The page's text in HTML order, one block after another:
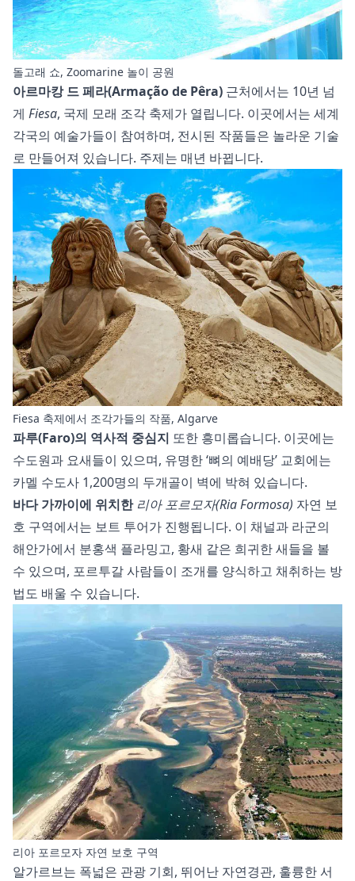
돌고래 쇼, Zoomarine 놀이 공원
아르마캉 드 페라(Armação de Pêra) 근처에서는 10년 넘
게 Fiesa, 국제 모래 조각 축제가 열립니다. 이곳에서는 세계
각국의 예술가들이 참여하며, 전시된 작품들은 놀라운 기술
로 만들어져 있습니다. 주제는 매년 바뀝니다.
Fiesa 축제에서 조각가들의 작품, Algarve
파루(Faro)의 역사적 중심지 또한 흥미롭습니다. 이곳에는
수도원과 요새들이 있으며, 유명한 ‘뼈의 예배당’ 교회에는
카멜 수도사 1,200명의 두개골이 벽에 박혀 있습니다.
바다 가까이에 위치한 리아 포르모자(Ria Formosa) 자연 보
호 구역에서는 보트 투어가 진행됩니다. 이 채널과 라군의
해안가에서 분홍색 플라밍고, 황새 같은 희귀한 새들을 볼
수 있으며, 포르투갈 사람들이 조개를 양식하고 채취하는 방
법도 배울 수 있습니다.
리아 포르모자 자연 보호 구역
알가르브는 폭넓은 관광 기회, 뛰어난 자연경관, 훌륭한 서